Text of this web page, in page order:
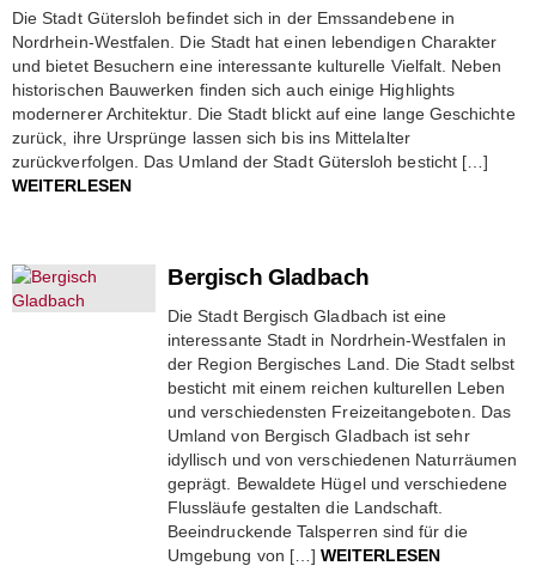
Die Stadt Gütersloh befindet sich in der Emssandebene in
Nordrhein-Westfalen. Die Stadt hat einen lebendigen Charakter
und bietet Besuchern eine interessante kulturelle Vielfalt. Neben
historischen Bauwerken finden sich auch einige Highlights
modernerer Architektur. Die Stadt blickt auf eine lange Geschichte
zurück, ihre Ursprünge lassen sich bis ins Mittelalter
zurückverfolgen. Das Umland der Stadt Gütersloh besticht […]
WEITERLESEN
Bergisch Gladbach
Die Stadt Bergisch Gladbach ist eine
interessante Stadt in Nordrhein-Westfalen in
der Region Bergisches Land. Die Stadt selbst
besticht mit einem reichen kulturellen Leben
und verschiedensten Freizeitangeboten. Das
Umland von Bergisch Gladbach ist sehr
idyllisch und von verschiedenen Naturräumen
geprägt. Bewaldete Hügel und verschiedene
Flussläufe gestalten die Landschaft.
Beeindruckende Talsperren sind für die
Umgebung von […]WEITERLESEN